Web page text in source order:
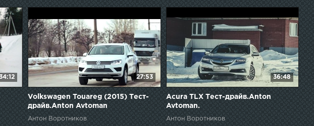
27:53
Volkswagen Touareg (2015) Тест-
драйв.Anton Avtoman
Антон Воротников
36:48
Acura TLX Тест-драйв.Anton
Avtoman.
Антон Воротников